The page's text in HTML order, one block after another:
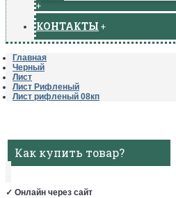
+
КОНТАКТЫ +
Главная
Черный
Лист
Лист Рифленый
Лист рифленый 08кп
Как купить товар?
✓ Онлайн через сайт